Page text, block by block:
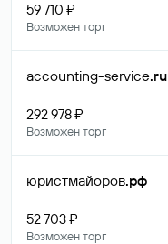
59 710 ₽
Возможен торг
accounting-service.ru
292 978 ₽
Возможен торг
юристмайоров.рф
52 703 ₽
Возможен торг